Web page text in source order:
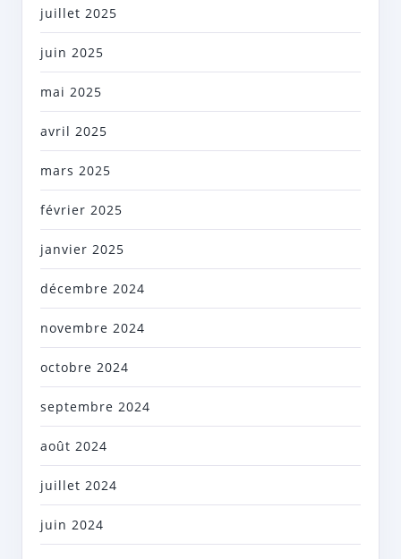
juillet 2025
juin 2025
mai 2025
avril 2025
mars 2025
février 2025
janvier 2025
décembre 2024
novembre 2024
octobre 2024
septembre 2024
août 2024
juillet 2024
juin 2024